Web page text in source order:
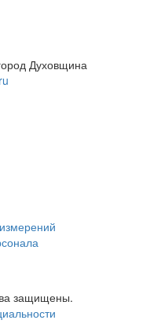
Духовщина
защищены.